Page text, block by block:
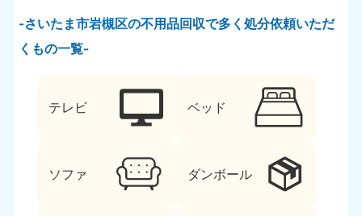
さいたま市岩槻区の不用品回収で多く処分依頼いただ
くもの一覧
テレビ ベッド
ソファ ダンボール